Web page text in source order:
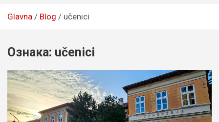
Glavna Blog učenici
Ознака: učenici